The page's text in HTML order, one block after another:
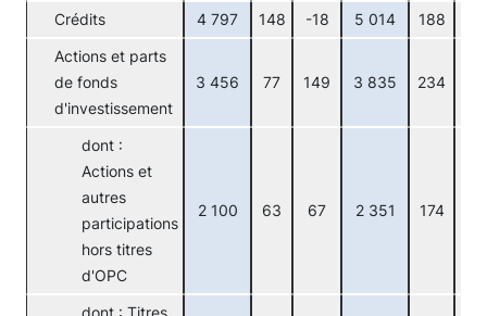
Crédits 4 797 148 -18 5 014 188
Actions et parts
de fonds
d'investissement
3 456 77 149 3 835 234
dont :
Actions et
autres
participations
hors titres
d'OPC
2 100 63 67 2 351 174